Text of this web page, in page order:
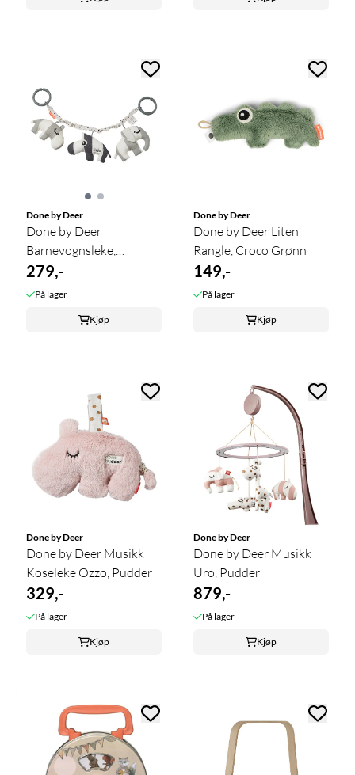
Done by Deer
Done by Deer
Barnevognsleke,
Hjortevennene Grå
279,-
På lager
Kjøp
Done by Deer
Done by Deer Liten
Rangle, Croco Grønn
149,-
På lager
Kjøp
Done by Deer
Done by Deer Musikk
Koseleke Ozzo, Pudder
329,-
På lager
Kjøp
Done by Deer
Done by Deer Musikk
Uro, Pudder
879,-
På lager
Kjøp